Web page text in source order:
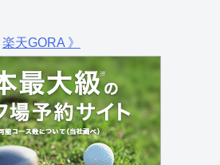
楽天GORA 》